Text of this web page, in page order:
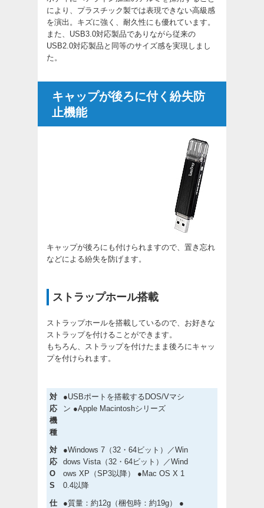
により、プラスチック製では表現できない高級感
を演出。キズに強く、耐久性にも優れています。
また、USB3.0対応製品でありながら従来の
USB2.0対応製品と同等のサイズ感を実現しまし
た。
キャップが後ろに付く紛失防
止機能
キャップが後ろにも付けられますので、置き忘れ
などによる紛失を防げます。
ストラップホール搭載
ストラップホールを搭載しているので、お好きな
ストラップを付けることができます。
もちろん、ストラップを付けたまま後ろにキャッ
プを付けられます。
対
応
機
種
●USBポートを搭載するDOS/Vマシ
ン ●Apple Macintoshシリーズ
対
応
O
S
●Windows 7（32・64ビット）／Win
dows Vista（32・64ビット）／Wind
ows XP（SP3以降） ●Mac OS X 1
0.4以降
仕
●質量：約12g（梱包時：約19g） ●